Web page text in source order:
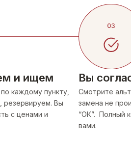
и ищем
каждому пункту,
резервируем. Вы
с ценами и
Вы
Смотрите
замена не
“ОК”. Полный
вами.